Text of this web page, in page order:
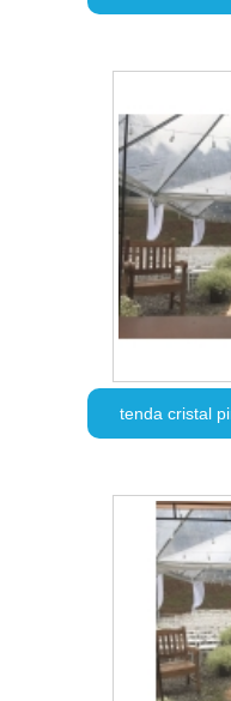
tenda cristal